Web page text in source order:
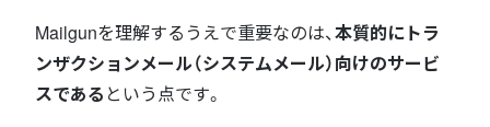
Mailgunを理解するうえで重要なのは、本質的にトラ
ンザクションメール（システムメール）向けのサービ
スである という点です。